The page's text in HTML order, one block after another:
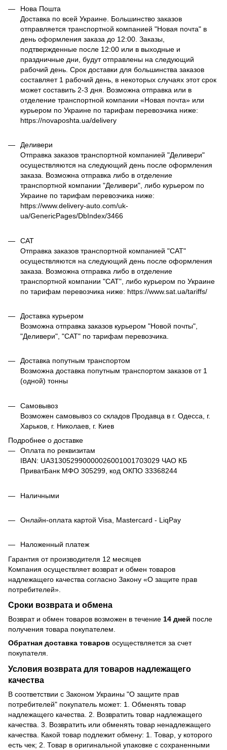
Нова Пошта
Доставка по всей Украине. Большинство заказов
отправляется транспортной компанией "Новая почта" в
день оформления заказа до 12:00. Заказы,
подтвержденные после 12:00 или в выходные и
праздничные дни, будут отправлены на следующий
рабочий день. Срок доставки для большинства заказов
составляет 1 рабочий день, в некоторых случаях этот срок
может составить 2-3 дня. Возможна отправка или в
отделение транспортной компании «Новая почта» или
курьером по Украине по тарифам перевозчика ниже:
https://novaposhta.ua/delivery
Деливери
Отправка заказов транспортной компанией "Деливери"
осуществляются на следующий день после оформления
заказа. Возможна отправка либо в отделение
транспортной компании "Деливери", либо курьером по
Украине по тарифам перевозчика ниже:
https://www.delivery-auto.com/uk-
ua/GenericPages/DbIndex/3466
САТ
Отправка заказов транспортной компанией "САТ"
осуществляются на следующий день после оформления
заказа. Возможна отправка либо в отделение
транспортной компании "САТ", либо курьером по Украине
по тарифам перевозчика ниже: https://www.sat.ua/tariffs/
Доставка курьером
Возможна отправка заказов курьером "Новой почты",
"Деливери", "САТ" по тарифам перевозчика.
Доставка попутным транспортом
Возможна доставка попутным транспортом заказов от 1
(одной) тонны
Самовывоз
Возможен самовывоз со складов Продавца в г. Одесса, г.
Харьков, г. Николаев, г. Киев
Подробнее о доставке
Оплата по реквизитам
IBAN: UA313052990000026001001703029 ЧАО КБ
ПриватБанк МФО 305299, код ОКПО 33368244
Наличными
Онлайн-оплата картой Visa, Mastercard - LiqPay
Наложенный платеж
Гарантия от производителя 12 месяцев
Компания осуществляет возврат и обмен товаров
надлежащего качества согласно Закону «О защите прав
потребителей»
Сроки возврата и обмена
Возврат и обмен товаров возможен в течение 14 дней после
получения товара покупателем.
Обратная доставка товаров осуществляется за счет
покупателя.
Условия возврата для товаров надлежащего
качества
В соответствии с Законом Украины "О защите прав
потребителей" покупатель может: 1. Обменять товар
надлежащего качества. 2. Возвратить товар надлежащего
качества. 3. Возвратить или обменять товар ненадлежащего
качества. Какой товар подлежит обмену: 1. Товар, у которого
есть чек; 2. Товар в оригинальной упаковке с сохраненными